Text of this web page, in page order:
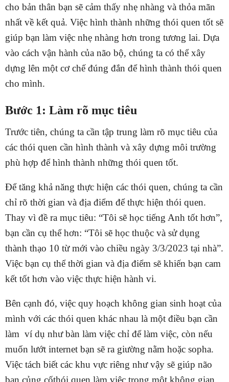
cho bản thân bạn sẽ cảm thấy nhẹ nhàng và thỏa mãn
nhất về kết quả. Việc hình thành những thói quen tốt sẽ
giúp bạn làm việc nhẹ nhàng hơn trong tương lai. Dựa
vào cách vận hành của não bộ, chúng ta có thể xây
dựng lên một cơ chế đúng đắn để hình thành thói quen
cho mình.
Bước 1: Làm rõ mục tiêu
Trước tiên, chúng ta cần tập trung làm rõ mục tiêu của
các thói quen cần hình thành và xây dựng môi trường
phù hợp để hình thành những thói quen tốt.
Để tăng khả năng thực hiện các thói quen, chúng ta cần
chỉ rõ thời gian và địa điểm để thực hiện thói quen.
Thay vì đề ra mục tiêu: “Tôi sẽ học tiếng Anh tốt hơn”,
bạn cần cụ thể hơn: “Tôi sẽ học thuộc và sử dụng
thành thạo 10 từ mới vào chiều ngày 3/3/2023 tại nhà”.
Việc bạn cụ thể thời gian và địa điểm sẽ khiến bạn cam
kết tốt hơn vào việc thực hiện hành vi.
Bên cạnh đó, việc quy hoạch không gian sinh hoạt của
mình với các thói quen khác nhau là một điều bạn cần
làm ví dụ như bàn làm việc chỉ để làm việc, còn nếu
muốn lướt internet bạn sẽ ra giường nằm hoặc sopha.
Việc tách biết các khu vực riêng như vậy sẽ giúp não
bạn củng cốthói quen làm việc trong một không gian